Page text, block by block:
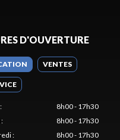
D'OUVERTURE
VENTES
:
8h00 - 17h30
:
8h00 - 17h30
:
8h00 - 17h30